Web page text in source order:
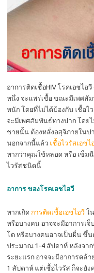
อาการติดเชื้อHIV โรคเอชไอ
หนึ่ง จะแพร่เชื้อ ขณะมีเพศสั
หนัก โดยที่ไม่ได้ป้องกัน เชื้อไ
จะมีเพศสัมพันธ์ทางปาก โดย
ชายนั้น ต้องหลั่งอสุจิภายใน
นอกจากนี้แล้ว เชื้อไวรัสเอชไ
หากว่าคุณใช้หลอด หรือ เข็ม
ไวรัสชนิดนี้
อาการ ของโรคเอชไอวี
หากเกิด การติดเชื้อเอชไอวี ใ
หรือบางคน อาจจะมีอาการเ
โต หรือบางคนอาจเป็นผื่น ขึ้น
ประมาณ 1-4 สัปดาห์ หลังจาก
ระยะแรก อาจจะมีอาการคล้
1 สัปดาห์ แต่เชื้อไวรัส ก็จะยั